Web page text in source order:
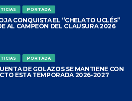
PORTADA
CONQUISTA EL “CHELATO UCLÉS”
AL CAMPEÓN DEL CLAUSURA 2026
PORTADA
DE GOLAZOS SE MANTIENE CON
ESTA TEMPORADA 2026-2027